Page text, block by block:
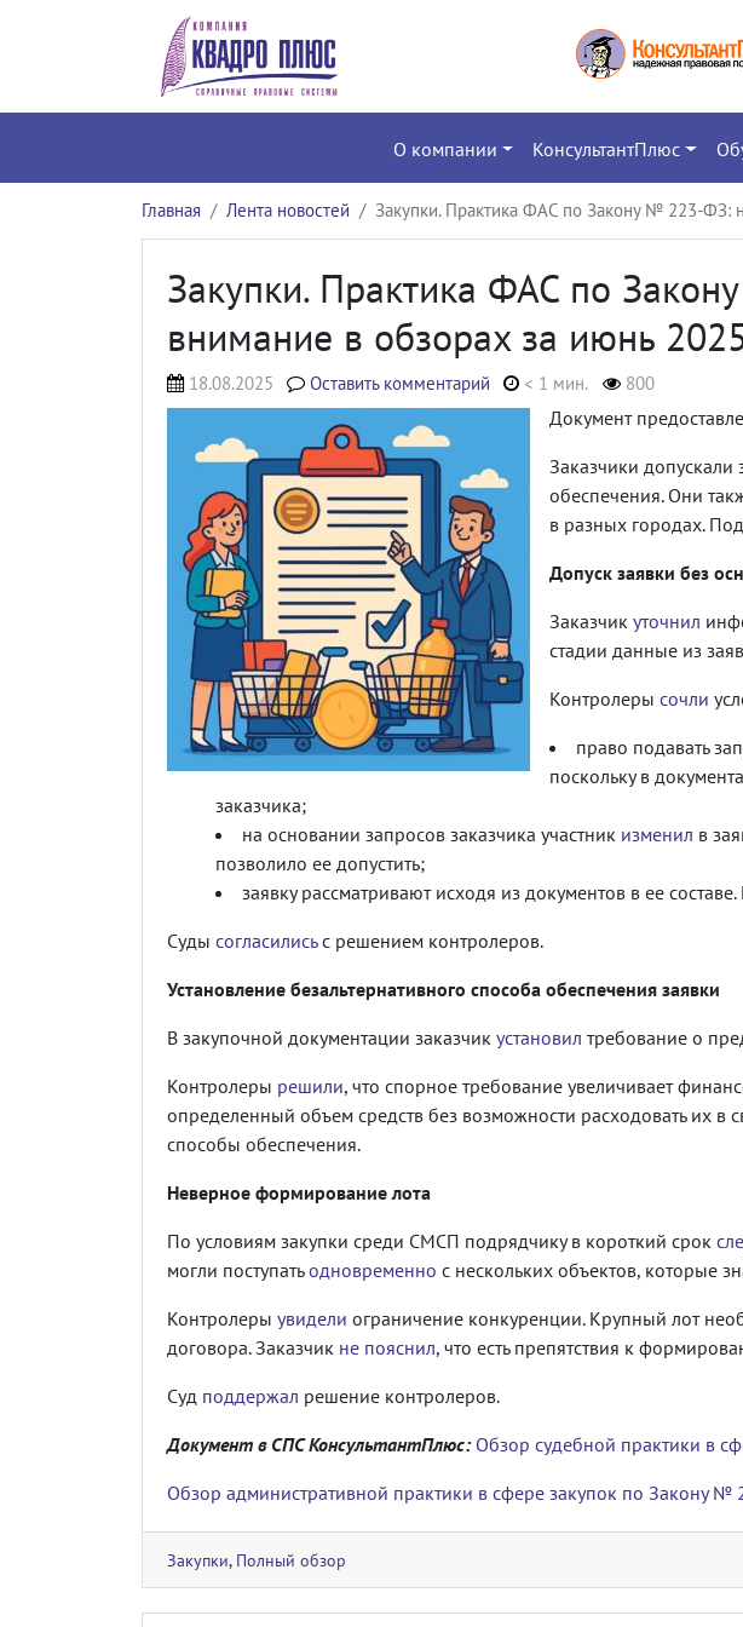
О компании КонсультантПлюс
Главная Лента новостей Закупки. Практика ФАС по Закону № 223-ФЗ:
Закупки. Практика ФАС по
внимание в обзорах за июнь
18.08.2025 Оставить комментарий < 1 мин. 800
Документ
Заказчики допускали
обеспечения. Они
в разных городах.
Допуск заявки без
Заказчик уточнил
стадии данные из
Контролеры сочли
право подавать
поскольку в
заказчика;
на основании запросов заказчика участник изменил в
позволило ее допустить;
заявку рассматривают исходя из документов в ее
Суды согласилисьс решением контролеров.
Установление безальтернативного способа обеспечения заявки
В закупочной документации заказчик установил требование о
Контролеры решили, что спорное требование увеличивает
определенный объем средств без возможности расходовать их в
способы обеспечения.
Неверное формирование лота
По условиям закупки среди СМСП подрядчику в короткий срок
могли поступатьодновременно с нескольких объектов, которые
Контролеры увидели ограничение конкуренции. Крупный лот
договора. Заказчик не пояснил, что есть препятствия к
Суд поддержал решение контролеров.
Документ в СПС КонсультантПлюс: Обзор судебной практики в
Обзор административной практики в сфере закупок по Закону
Закупки, Полный обзор